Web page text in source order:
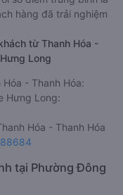
hàng đã trải nghiệm
từ Thanh Hóa -
Long
- Thanh Hóa:
Hưng Long:
Hóa - Thanh Hóa
tại Phường Đông